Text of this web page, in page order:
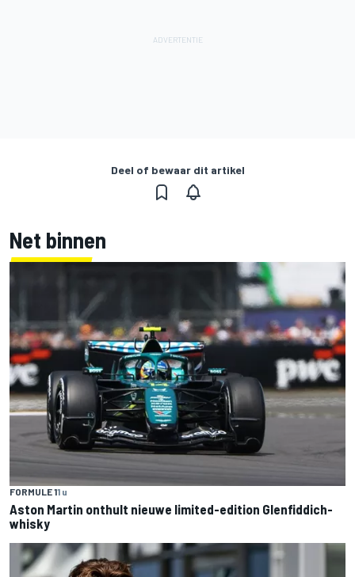
Deel of bewaar dit artikel
Net binnen
FORMULE 11 u
Aston Martin onthult nieuwe limited-edition Glenfiddich-
whisky